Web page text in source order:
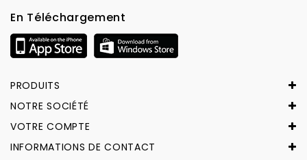
En Téléchargement
PRODUITS
NOTRE SOCIÉTÉ
VOTRE COMPTE
INFORMATIONS DE CONTACT